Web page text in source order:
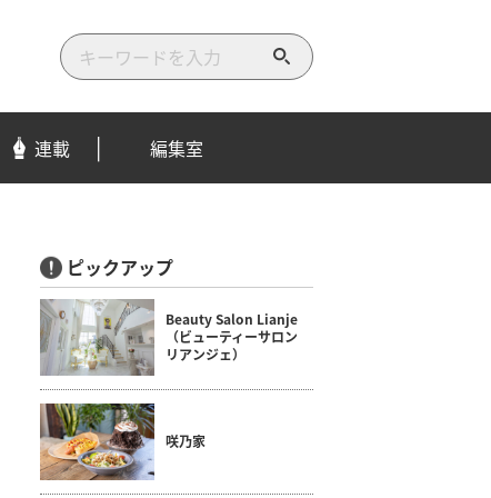
検
索
す
る
連載 編集室
ピックアップ
Beauty Salon Lianje
（ビューティーサロン
リアンジェ）
咲乃家